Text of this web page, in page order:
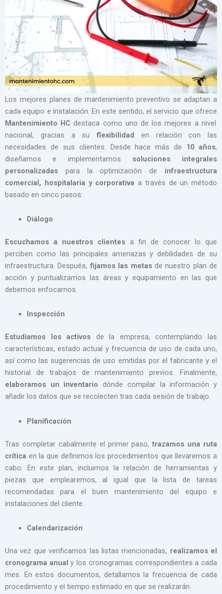
Los mejores planes de mantenimiento preventivo se adaptan a
cada equipo e instalación. En este sentido, el servicio que ofrece
Mantenimiento HC destaca como uno de los mejores a nivel
nacional, gracias a su flexibilidad en relación con las
necesidades de sus clientes. Desde hace más de 10 años,
diseñamos e implementamos soluciones integrales
personalizadas para la optimización de infraestructura
comercial, hospitalaria y corporativa a través de un método
basado en cinco pasos:
Diálogo
Escuchamos a nuestros clientes a fin de conocer lo que
perciben como las principales amenazas y debilidades de su
infraestructura. Después, fijamos las metas de nuestro plan de
acción y puntualizamos las áreas y equipamiento en las que
debemos enfocarnos.
Inspección
Estudiamos los activos de la empresa, contemplando las
características, estado actual y frecuencia de uso de cada uno,
así como las sugerencias de uso emitidas por el fabricante y el
historial de trabajos de mantenimiento previos. Finalmente,
elaboramos un inventario dónde compilar la información y
añadir los datos que se recolecten tras cada sesión de trabajo.
Planificación
Tras completar cabalmente el primer paso,trazamos una ruta
crítica en la que definimos los procedimientos que llevaremos a
cabo. En este plan, incluimos la relación de herramientas y
piezas que emplearemos, al igual que la lista de tareas
recomendadas para el buen mantenimiento del equipo e
instalaciones del cliente.
Calendarización
Una vez que verificamos las listas mencionadas, realizamos el
cronograma anual y los cronogramas correspondientes a cada
mes. En estos documentos, detallamos la frecuencia de cada
procedimiento y el tiempo estimado en que se realizarán.